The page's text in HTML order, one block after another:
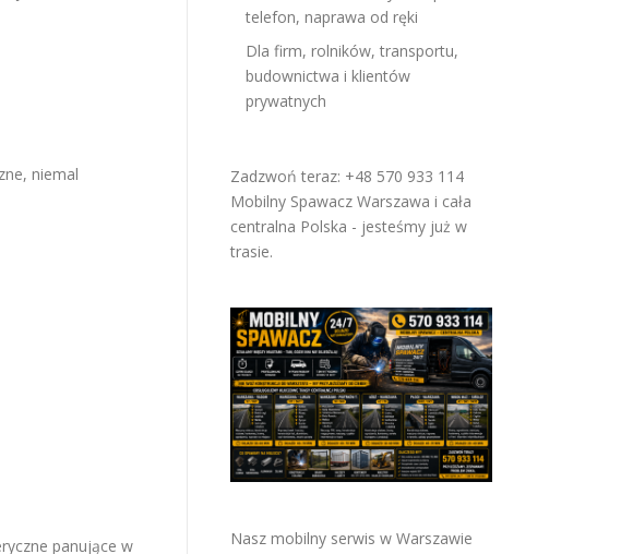
niemal
panujące w
telefon, naprawa od ręki
Dla firm, rolników, transportu,
budownictwa i klientów
prywatnych
Zadzwoń teraz: +48 570 933 114
Mobilny Spawacz Warszawa i cała
centralna Polska - jesteśmy już w
trasie.
Nasz mobilny serwis w Warszawie